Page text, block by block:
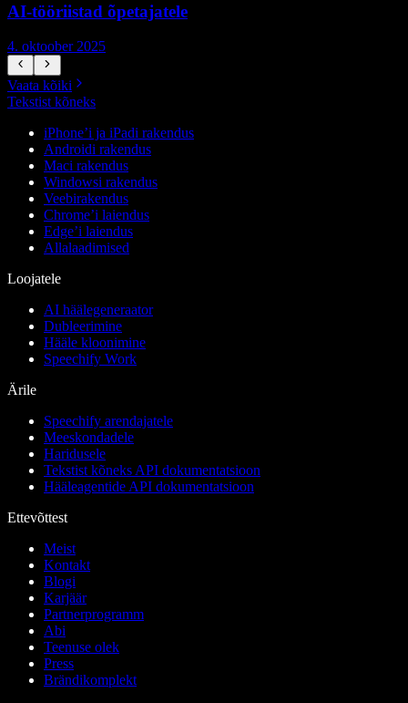
AI-tööriistad õpetajatele
4. oktoober 2025
Vaata kõiki
Tekstist kõneks
iPhone’i ja iPadi rakendus
Androidi rakendus
Maci rakendus
Windowsi rakendus
Veebirakendus
Chrome’i laiendus
Edge’i laiendus
Allalaadimised
Loojatele
AI häälegeneraator
Dubleerimine
Hääle kloonimine
Speechify Work
Ärile
Speechify arendajatele
Meeskondadele
Haridusele
Tekstist kõneks API dokumentatsioon
Hääleagentide API dokumentatsioon
Ettevõttest
Meist
Kontakt
Blogi
Karjäär
Partnerprogramm
Abi
Teenuse olek
Press
Brändikomplekt